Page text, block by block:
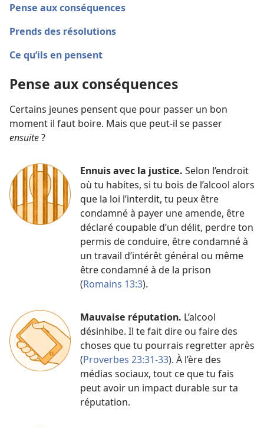
Pense aux conséquences
Prends des résolutions
Ce qu’ils en pensent
Pense aux conséquences
Certains jeunes pensent que pour passer un bon
moment il faut boire. Mais que peut-il se passer
ensuite?
Ennuis avec la justice. Selon l’endroit
où tu habites, si tu bois de l’alcool alors
que la loi l’interdit, tu peux être
condamné à payer une amende, être
déclaré coupable d’un délit, perdre ton
permis de conduire, être condamné à
un travail d’intérêt général ou même
être condamné à de la prison
(Romains 13:3).
Mauvaise réputation. L’alcool
désinhibe. Il te fait dire ou faire des
choses que tu pourrais regretter après
(Proverbes 23:31-33). À l’ère des
médias sociaux, tout ce que tu fais
peut avoir un impact durable sur ta
réputation.